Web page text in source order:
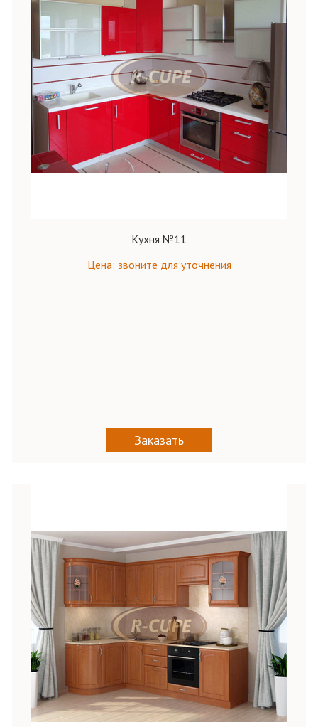
Кухня №11
Цена: звоните для уточнения
Заказать